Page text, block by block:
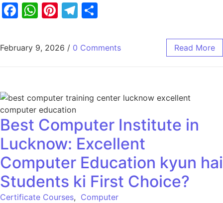
Facebook
WhatsApp
Pinterest
Telegram
February 9, 2026 / 0 Comments Read More
Best Computer Institute in
Lucknow: Excellent
Computer Education kyun hai
Students ki First Choice?
Certificate Courses, Computer